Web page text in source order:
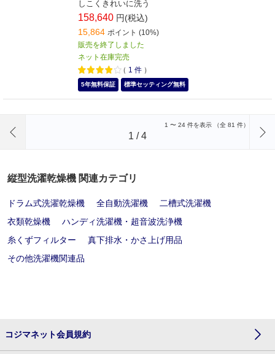
しこくきれいに洗う
158,640 円(税込)
15,864 ポイント (10%)
販売を終了しました
ネット在庫完売
（ 1 件 ）
5年無料保証 標準セッティング無料
1 〜 24 件を表示 （全 81 件）
1 /4
縦型洗濯乾燥機 関連カテゴリ
ドラム式洗濯乾燥機 全自動洗濯機
二槽式洗濯機
衣類乾燥機
ハンディ洗濯機・超音波洗浄機
糸くずフィルター
真下排水・かさ上げ用品
その他洗濯機関連品
コジマネット会員規約